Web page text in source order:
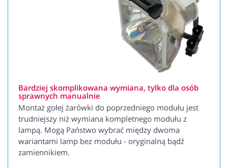
Bardziej skomplikowana wymiana, tylko dla osób
sprawnych manualnie
Montaż gołej żarówki do poprzedniego modułu jest
trudniejszy niż wymiana kompletnego modułu z
lampą. Mogą Państwo wybrać między dwoma
wariantami lamp bez modułu - oryginalną bądź
zamiennikiem.